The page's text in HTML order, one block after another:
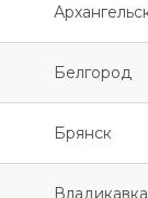
Белгород
Брянск